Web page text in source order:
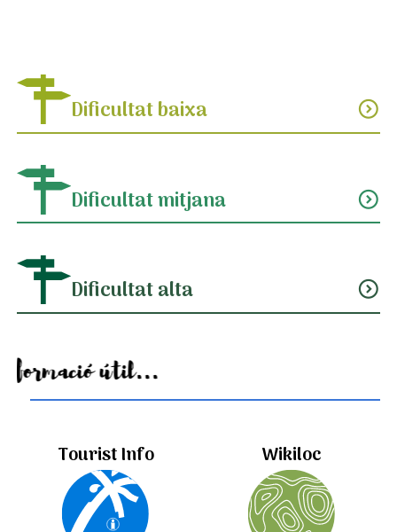
Dificultat baixa expand_circle_down
Dificultat mitjana expand_circle_down
Dificultat alta expand_circle_down
Informació útil...
Tourist Info Wikiloc